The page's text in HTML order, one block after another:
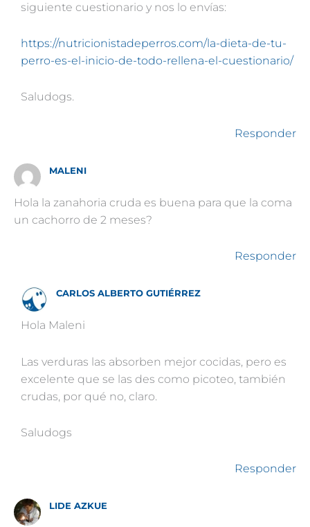
siguiente cuestionario y nos lo envías:
https://nutricionistadeperros.com/la-dieta-de-tu-
perro-es-el-inicio-de-todo-rellena-el-cuestionario/
Saludogs.
Responder
MALENI
Hola la zanahoria cruda es buena para que la coma
un cachorro de 2 meses?
Responder
CARLOS ALBERTO GUTIÉRREZ
Hola Maleni
Las verduras las absorben mejor cocidas, pero es
excelente que se las des como picoteo, también
crudas, por qué no, claro.
Saludogs
Responder
LIDE AZKUE